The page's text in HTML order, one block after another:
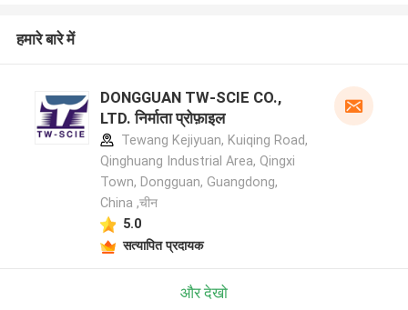
हमारे बारे में
DONGGUAN TW-SCIE CO.,
LTD. निर्माता प्रोफ़ाइल
Tewang Kejiyuan, Kuiqing Road,
Qinghuang Industrial Area, Qingxi
Town, Dongguan, Guangdong,
China ,चीन
5.0
सत्यापित प्रदायक
और देखो